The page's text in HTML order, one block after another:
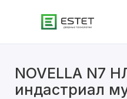
NOVELLA N7
индастриал